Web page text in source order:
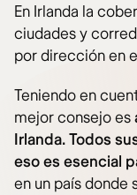
En Irlanda la
ciudades y
por dirección en
Teniendo en
mejor consejo es
Irlanda. Todos
eso es esencial
en un país donde